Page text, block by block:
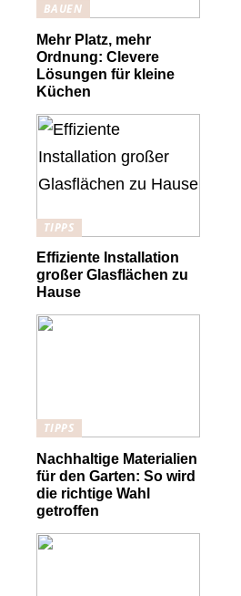
BAUEN
Mehr Platz, mehr
Ordnung: Clevere
Lösungen für kleine
Küchen
TIPPS
Effiziente Installation
großer Glasflächen zu
Hause
TIPPS
Nachhaltige Materialien
für den Garten: So wird
die richtige Wahl
getroffen